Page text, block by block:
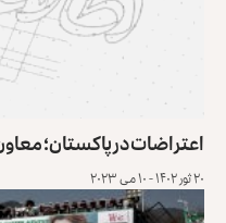
اعتراضات در پاکستان؛
۲۰ ثور ۱۴۰۲ - ۱۰ می ۲۰۲۳